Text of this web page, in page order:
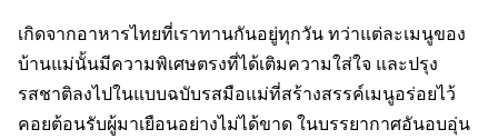
เกิดจากอาหารไทยที่เราทานกันอยู่ทุกวัน ทว่าแต่ละเมนูของ
บ้านแม่นั้นมีความพิเศษตรงที่ได้เติมความใส่ใจ และปรุง
รสชาติลงไปในแบบฉบับรสมือแม่ที่สร้างสรรค์เมนูอร่อยไว้
คอยต้อนรับผู้มาเยือนอย่างไม่ได้ขาด ในบรรยากาศอันอบอุ่น